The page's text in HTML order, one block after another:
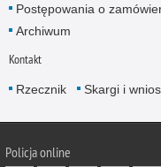
Postępowania o
Archiwum
Kontakt
Rzecznik Skargi i
Policjaonline